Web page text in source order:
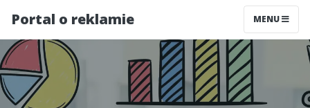
Portal o reklamie MENU